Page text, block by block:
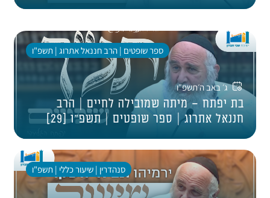
ספר שופטים | הרב חננאל אתרוג | תשפ"ו
ג׳ באב ה׳תשפ״ו
בת יפתח – מיתה שמובילה לחיים | הרב
חננאל אתרוג | ספר שופטים | תשפ"ו [29]
סנהדרין | שיעור כללי | תשפ"ו